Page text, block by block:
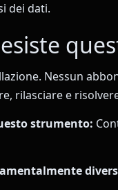
dei dati.
Nessun
rilasciare e
strumento: